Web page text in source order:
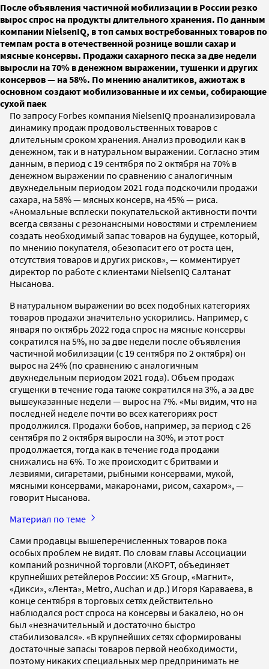
После объявления частичной мобилизации в России резко
вырос спрос на продукты длительного хранения. По данным
компании NielsenIQ, в топ самых востребованных товаров по
темпам роста в отечественной рознице вошли сахар и
мясные консервы. Продажи сахарного песка за две недели
выросли на 70% в денежном выражении, тушенки и других
консервов — на 58%. По мнению аналитиков, ажиотаж в
основном создают мобилизованные и их семьи, собирающие
сухой паек
По запросу Forbes компания NielsenIQ проанализировала
динамику продаж продовольственных товаров с
длительным сроком хранения. Анализ проводили как в
денежном, так и в натуральном выражении. Согласно этим
данным, в период с 19 сентября по 2 октября на 70% в
денежном выражении по сравнению с аналогичным
двухнедельным периодом 2021 года подскочили продажи
сахара, на 58% — мясных консерв, на 45% — риса.
«Аномальные всплески покупательской активности почти
всегда связаны с резонансными новостями и стремлением
создать необходимый запас товаров на будущее, который,
по мнению покупателя, обезопасит его от роста цен,
отсутствия товаров и других рисков», — комментирует
директор по работе с клиентами NielsenIQ Салтанат
Нысанова.
В натуральном выражении во всех подобных категориях
товаров продажи значительно ускорились. Например, с
января по октябрь 2022 года спрос на мясные консервы
сократился на 5%, но за две недели после объявления
частичной мобилизации (с 19 сентября по 2 октября) он
вырос на 24% (по сравнению с аналогичным
двухнедельным периодом 2021 года). Объем продаж
сгущенки в течение года также сократился на 3%, а за две
вышеуказанные недели — вырос на 7%. «Мы видим, что на
последней неделе почти во всех категориях рост
продолжился. Продажи бобов, например, за период с 26
сентября по 2 октября выросли на 30%, и этот рост
продолжается, тогда как в течение года продажи
снижались на 6%. То же происходит с бритвами и
лезвиями, сигаретами, рыбными консервами, мукой,
мясными консервами, макаронами, рисом, сахаром», —
говорит Нысанова.
Материал по теме
Сами продавцы вышеперечисленных товаров пока
особых проблем не видят. По словам главы Ассоциации
компаний розничной торговли (АКОРТ, объединяет
крупнейших ретейлеров России: X5 Group, «Магнит»,
«Дикси», «Лента», Metro, Auchan и др.) Игоря Караваева, в
конце сентября в торговых сетях действительно
наблюдался рост спроса на консервы и бакалею, но он
был «незначительный и достаточно быстро
стабилизовался». «В крупнейших сетях сформированы
достаточные запасы товаров первой необходимости,
поэтому никаких специальных мер предпринимать не